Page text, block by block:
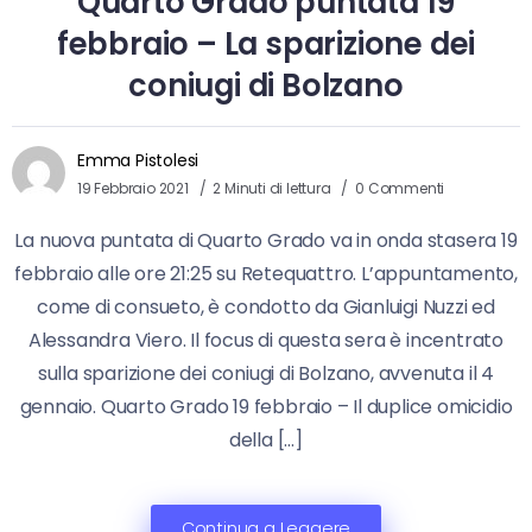
febbraio – La sparizione dei
coniugi di Bolzano
Emma Pistolesi
19 Febbraio 2021 2 Minuti di lettura 0 Commenti
La nuova puntata di Quarto Grado va in onda stasera 19
febbraio alle ore 21:25 su Retequattro. L’appuntamento,
come di consueto, è condotto da Gianluigi Nuzzi ed
Alessandra Viero. Il focus di questa sera è incentrato
sulla sparizione dei coniugi di Bolzano, avvenuta il 4
gennaio. Quarto Grado 19 febbraio – Il duplice omicidio
della […]